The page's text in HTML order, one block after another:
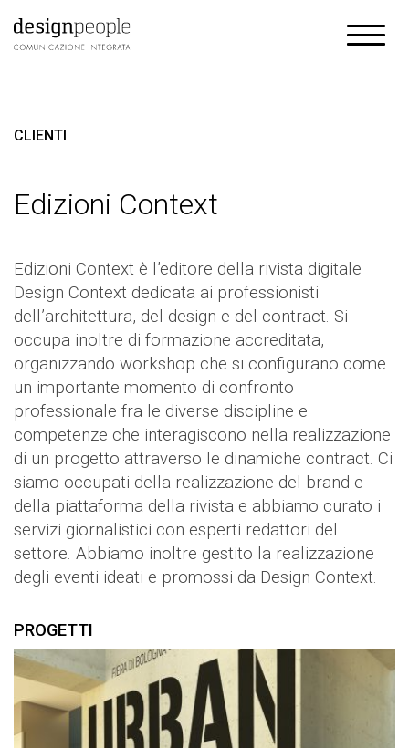
CLIENTI
Edizioni Context
Edizioni Context è l’editore della rivista digitale
Design Context dedicata ai professionisti
dell’architettura, del design e del contract. Si
occupa inoltre di formazione accreditata,
organizzando workshop che si configurano come
un importante momento di confronto
professionale fra le diverse discipline e
competenze che interagiscono nella realizzazione
di un progetto attraverso le dinamiche contract. Ci
siamo occupati della realizzazione del brand e
della piattaforma della rivista e abbiamo curato i
servizi giornalistici con esperti redattori del
settore. Abbiamo inoltre gestito la realizzazione
degli eventi ideati e promossi da Design Context.
PROGETTI